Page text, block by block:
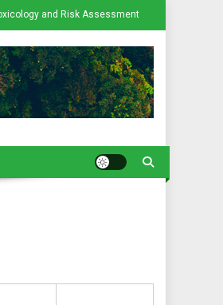
and Risk Assessment